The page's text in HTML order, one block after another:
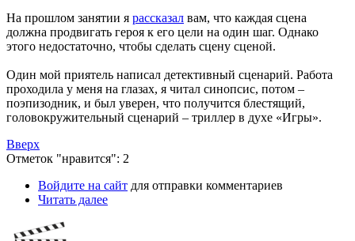
На прошлом занятии я рассказал вам, что каждая сцена
должна продвигать героя к его цели на один шаг. Однако
этого недостаточно, чтобы сделать сцену сценой.
Один мой приятель написал детективный сценарий. Работа
проходила у меня на глазах, я читал синопсис, потом –
поэпизодник, и был уверен, что получится блестящий,
головокружительный сценарий – триллер в духе «Игры».
Вверх
Отметок "нравится": 2
Войдите на сайт для отправки комментариев
Читать далее